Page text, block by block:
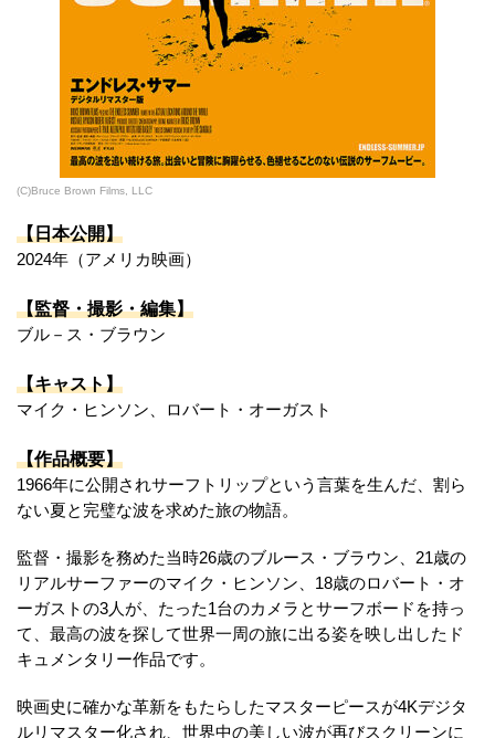
(C)Bruce Brown Films, LLC
【日本公開】
2024年（アメリカ映画）
【監督・撮影・編集】
ブル－ス・ブラウン
【キャスト】
マイク・ヒンソン、ロバート・オーガスト
【作品概要】
1966年に公開されサーフトリップという言葉を生んだ、割ら
ない夏と完璧な波を求めた旅の物語。
監督・撮影を務めた当時26歳のブルース・ブラウン、21歳の
リアルサーファーのマイク・ヒンソン、18歳のロバート・オ
ーガストの3人が、たった1台のカメラとサーフボードを持っ
て、最高の波を探して世界一周の旅に出る姿を映し出したド
キュメンタリー作品です。
映画史に確かな革新をもたらしたマスターピースが4Kデジタ
ルリマスター化され、世界中の美しい波が再びスクリーンに